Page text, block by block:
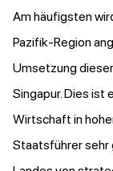
Am häufigsten
Pazifik-Region
Umsetzung
Singapur. Dies ist
Wirtschaft in
Staatsführer sehr